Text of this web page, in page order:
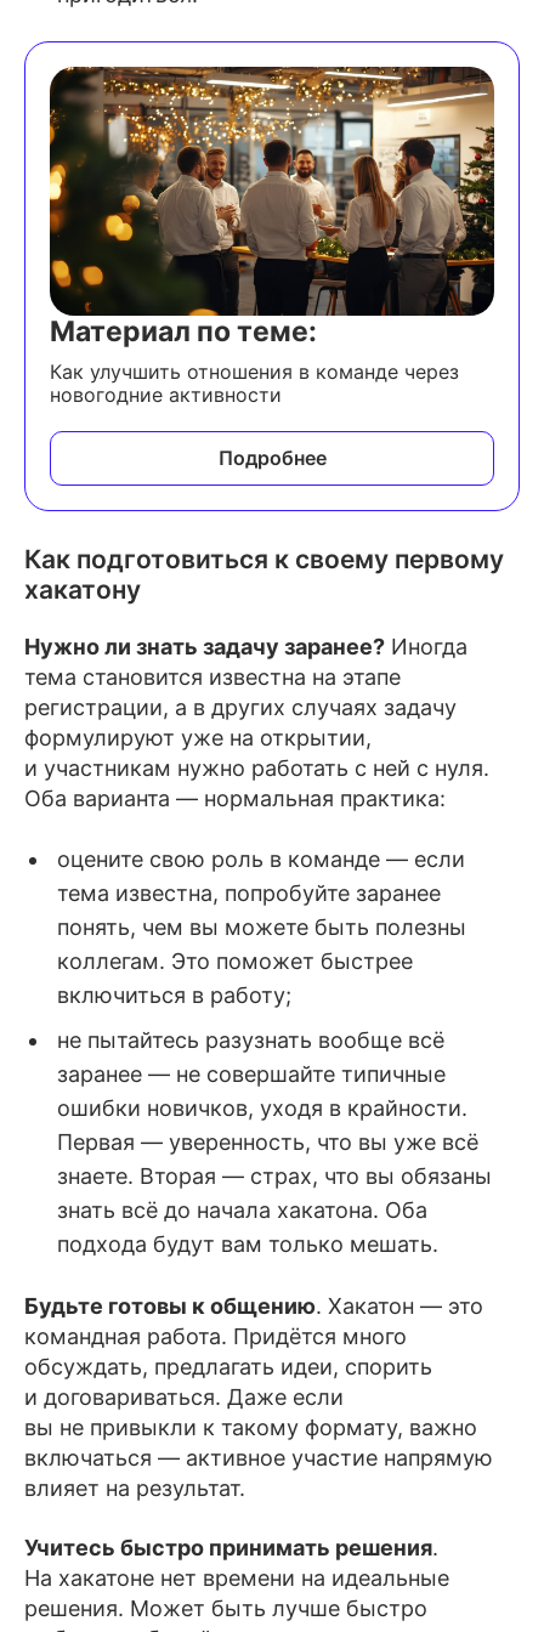
Материал по теме:
Как улучшить отношения в команде через
новогодние активности
Подробнее
Как подготовиться к своему первому
хакатону
Нужно ли знать задачу заранее? Иногда
тема становится известна на этапе
регистрации, а в других случаях задачу
формулируют уже на открытии,
и участникам нужно работать с ней с нуля.
Оба варианта — нормальная практика:
оцените свою роль в команде — если
тема известна, попробуйте заранее
понять, чем вы можете быть полезны
коллегам. Это поможет быстрее
включиться в работу;
не пытайтесь разузнать вообще всё
заранее — не совершайте типичные
ошибки новичков, уходя в крайности.
Первая — уверенность, что вы уже всё
знаете. Вторая — страх, что вы обязаны
знать всё до начала хакатона. Оба
подхода будут вам только мешать.
Будьте готовы к общению. Хакатон — это
командная работа. Придётся много
обсуждать, предлагать идеи, спорить
и договариваться. Даже если
вы не привыкли к такому формату, важно
включаться — активное участие напрямую
влияет на результат.
Учитесь быстро принимать решения.
На хакатоне нет времени на идеальные
решения. Может быть лучше быстро